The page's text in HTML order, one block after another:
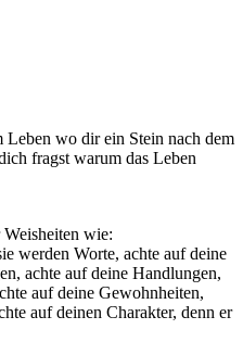
wo dir ein Stein nach dem
fragst warum das Leben
wie:
werden Worte, achte auf deine
achte auf deine Handlungen,
auf deine Gewohnheiten,
auf deinen Charakter, denn er